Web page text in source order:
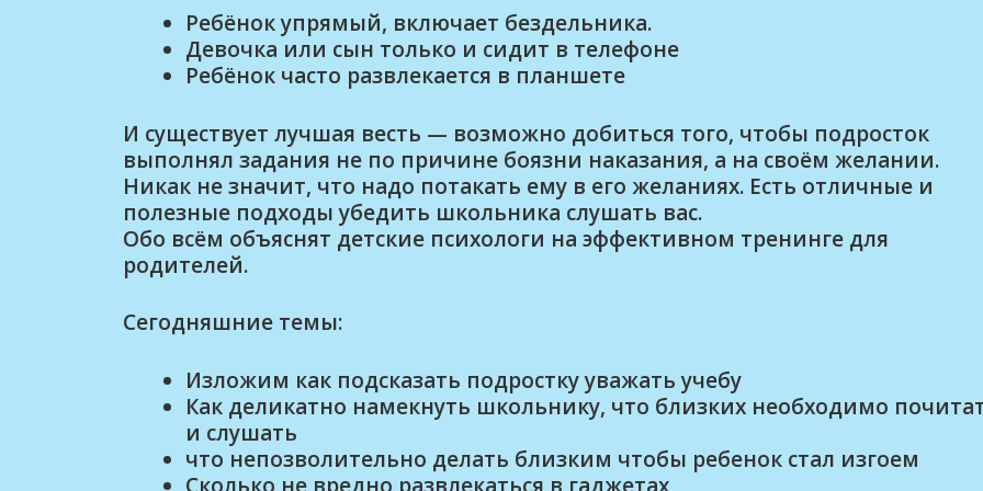
Ребёнок упрямый, включает бездельника.
Девочка или сын только и сидит в телефоне
Ребёнок часто развлекается в планшете
И существует лучшая весть — возможно добиться того, чтобы подросток
выполнял задания не по причине боязни наказания, а на своём желании.
Никак не значит, что надо потакать ему в его желаниях. Есть отличные и
полезные подходы убедить школьника слушать вас.
Обо всём объяснят детские психологи на эффективном тренинге для
родителей.
Сегодняшние темы:
Изложим как подсказать подростку уважать учебу
Как деликатно намекнуть школьнику, что близких необходимо
и слушать
что непозволительно делать близким чтобы ребенок стал изгоем
Сколько не вредно развлекаться в гаджетах